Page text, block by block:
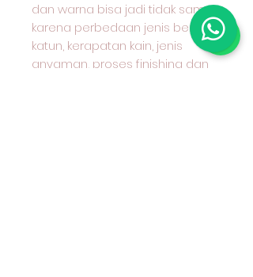
dan warna bisa jadi tidak sama
karena perbedaan jenis benang
katun, kerapatan kain, jenis
anyaman, proses finishing dan